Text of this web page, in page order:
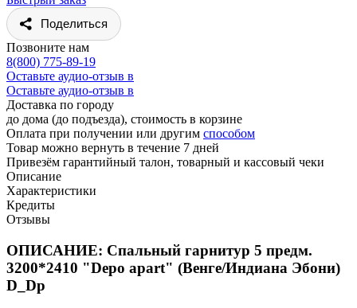
Поделиться
Позвоните нам
8(800) 775-89-19
Оставьте аудио-отзыв в
Оставьте аудио-отзыв в
Доставка по городу
до дома (до подъезда), стоимость в корзине
Оплата при получении или другим способом
Товар можно вернуть в течение 7 дней
Привезём гарантийный талон, товарный и кассовый чеки
Описание
Характеристики
Кредиты
Отзывы
ОПИСАНИЕ: Спальный гарнитур 5 предм.
3200*2410 "Depo apart" (Венге/Индиана Эбони)
D_Dp